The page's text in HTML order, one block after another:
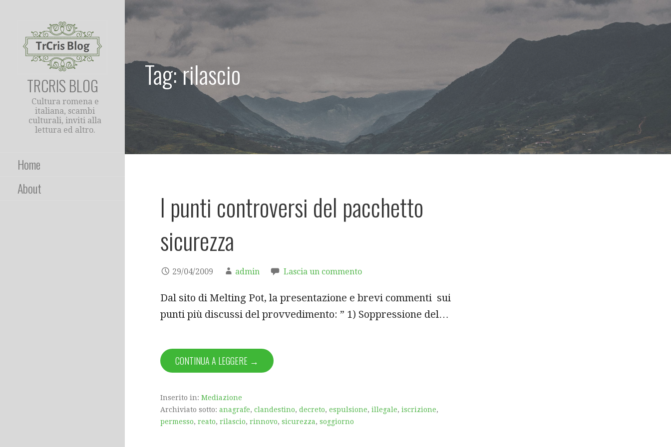
al
TRCRIS BLOG
Cultura romena e
italiana, scambi
culturali, inviti alla
lettura ed altro.
Home
About
Tag: rilascio
I punti controversi del pacchetto
sicurezza
29/04/2009 admin Lascia un commento
Dal sito di Melting Pot, la presentazione e brevi commenti sui
punti più discussi del provvedimento: ” 1) Soppressione del…
CONTINUA A LEGGERE →
Inserito in: Mediazione
Archiviato sotto: anagrafe, clandestino, decreto, espulsione, illegale, iscrizione,
permesso, reato, rilascio, rinnovo, sicurezza, soggiorno